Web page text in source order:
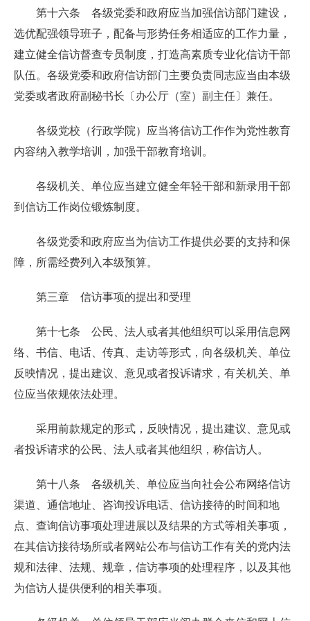
第十六条 各级党委和政府应当加强信访部门建设，
选优配强领导班子，配备与形势任务相适应的工作力量，
建立健全信访督查专员制度，打造高素质专业化信访干部
队伍。各级党委和政府信访部门主要负责同志应当由本级
党委或者政府副秘书长〔办公厅（室）副主任〕兼任。
各级党校（行政学院）应当将信访工作作为党性教育
内容纳入教学培训，加强干部教育培训。
各级机关、单位应当建立健全年轻干部和新录用干部
到信访工作岗位锻炼制度。
各级党委和政府应当为信访工作提供必要的支持和保
障，所需经费列入本级预算。
第三章 信访事项的提出和受理
第十七条 公民、法人或者其他组织可以采用信息网
络、书信、电话、传真、走访等形式，向各级机关、单位
反映情况，提出建议、意见或者投诉请求，有关机关、单
位应当依规依法处理。
采用前款规定的形式，反映情况，提出建议、意见或
者投诉请求的公民、法人或者其他组织，称信访人。
第十八条 各级机关、单位应当向社会公布网络信访
渠道、通信地址、咨询投诉电话、信访接待的时间和地
点、查询信访事项处理进展以及结果的方式等相关事项，
在其信访接待场所或者网站公布与信访工作有关的党内法
规和法律、法规、规章，信访事项的处理程序，以及其他
为信访人提供便利的相关事项。